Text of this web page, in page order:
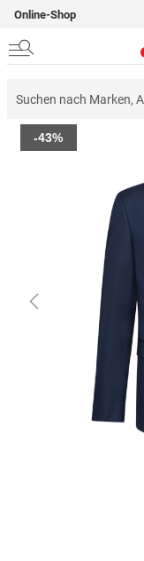
Online-Shop
Zum
Ende
-43%